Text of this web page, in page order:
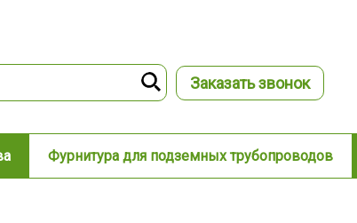
Заказать звонок
Фурнитура для подземных трубопроводов